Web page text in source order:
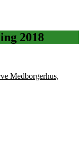
2018
Medborgerhus,